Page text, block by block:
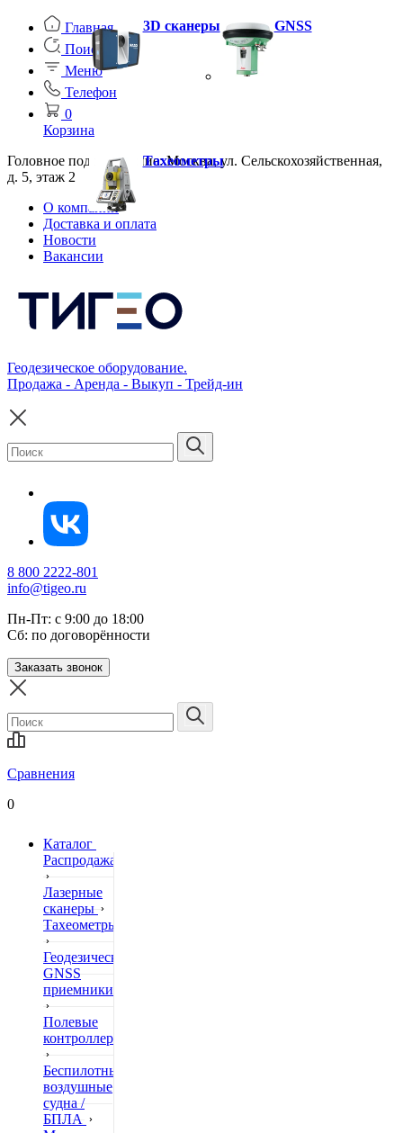
Главная
Поиск
Меню
Телефон
0
Корзина
Головное подразделение: Москва, ул. Сельскохозяйственная,
д. 5, этаж 2
О компании
Доставка и оплата
Новости
Вакансии
Геодезическое оборудование.
Продажа - Аренда - Выкуп - Трейд-ин
8 800 2222-801
info@tigeo.ru
Пн-Пт: с 9:00 до 18:00
Сб: по договорённости
Заказать звонок
Сравнения
0
Каталог
Распродажа
Лазерные
сканеры
Тахеометры
Геодезические
GNSS
приемники
Полевые
контроллеры
Беспилотные
воздушные
судна /
БПЛА
3D сканеры GNSS
Тахеометры